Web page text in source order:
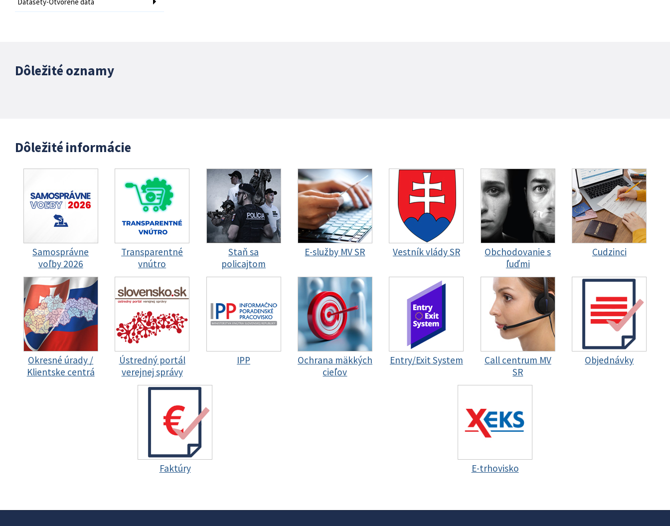
Dôležité oznamy
Dôležité informácie
Samosprávne
voľby 2026
Transparentné
vnútro
Staň sa
policajtom
E-služby MV SR Vestník vlády SR
Obchodovanie s
ľuďmi
Cudzinci
Okresné úrady /
Klientske centrá
Ústredný portál
verejnej správy
IPP
Ochrana mäkkých
cieľov
Entry/Exit System
Call centrum MV
SR
Objednávky
Faktúry E-trhovisko